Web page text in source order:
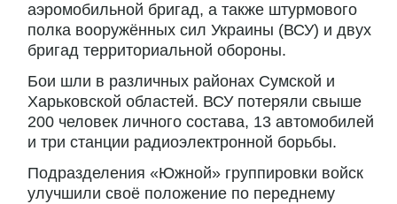
аэромобильной бригад, а также штурмового
полка вооружённых сил Украины (ВСУ) и двух
бригад территориальной обороны.
Бои шли в различных районах Сумской и
Харьковской областей. ВСУ потеряли свыше
200 человек личного состава, 13 автомобилей
и три станции радиоэлектронной борьбы.
Подразделения «Южной» группировки войск
улучшили своё положение по переднему